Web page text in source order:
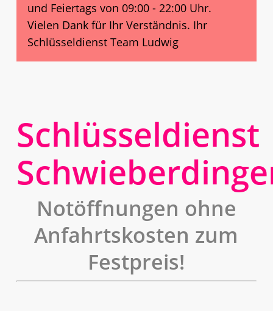
und Feiertags von 09:00 - 22:00 Uhr.
Vielen Dank für Ihr Verständnis. Ihr
Schlüsseldienst Team Ludwig
Schlüsseldienst
Notöffnungen ohne
Anfahrtskosten zum
Festpreis!